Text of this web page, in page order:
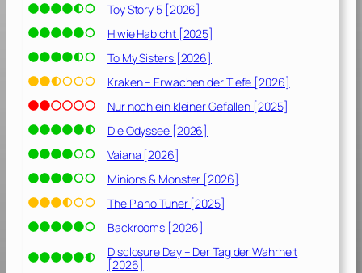
Toy Story 5 [2026]
H wie Habicht [2025]
To My Sisters [2026]
Kraken – Erwachen der Tiefe [2026]
Nur noch ein kleiner Gefallen [2025]
Die Odyssee [2026]
Vaiana [2026]
Minions & Monster [2026]
The Piano Tuner [2025]
Backrooms [2026]
Disclosure Day – Der Tag der Wahrheit
[2026]